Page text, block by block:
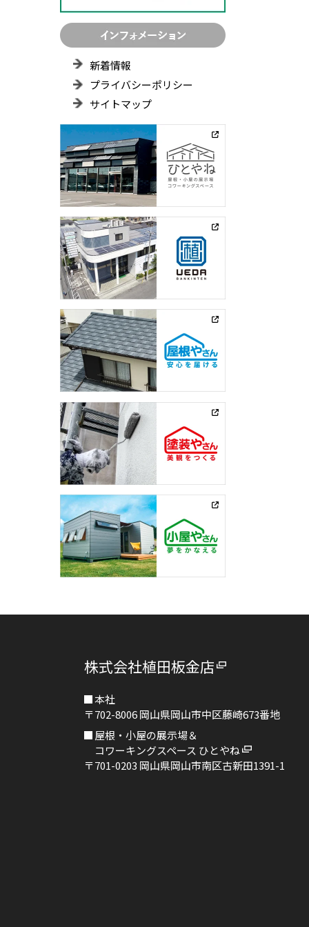
新着情報
プライバシーポリシー
サイトマップ
株式会社植田板金店
本社
〒702-8006岡山県岡山市中区藤崎673番地
屋根・小屋の展示場＆
コワーキングスペース ひとやね
〒701-0203 岡山県岡山市南区古新田1391-1